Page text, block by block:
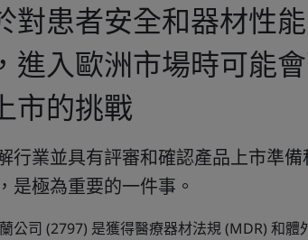
對患者安全和器材性
進入歐洲市場時可能
市的挑戰
行業並具有評審和確認產品上市準
是極為重要的一件事。
公司 (2797) 是獲得醫療器材法規 (MDR) 和體